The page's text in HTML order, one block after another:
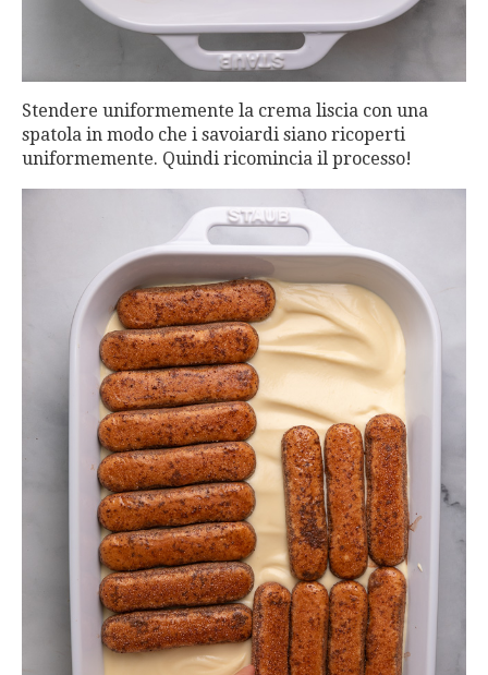
Stendere uniformemente la crema liscia con una
spatola in modo che i savoiardi siano ricoperti
uniformemente. Quindi ricomincia il processo!